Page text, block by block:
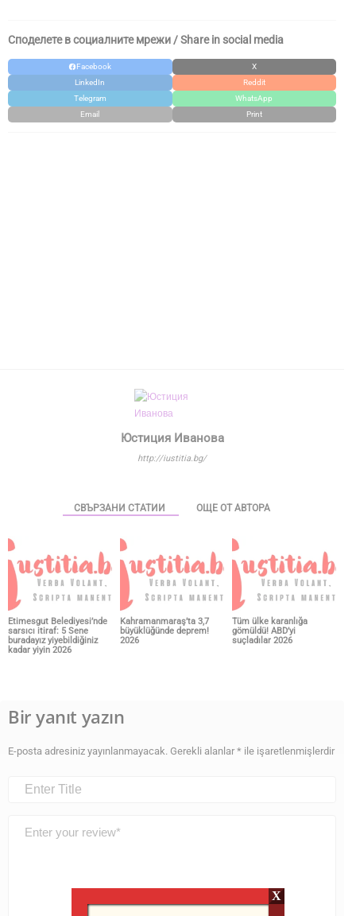
Споделете в социалните мрежи / Share in social media
Facebook
X
LinkedIn
Reddit
Telegram
WhatsApp
Email
Print
Юстиция Иванова
http://iustitia.bg/
СВЪРЗАНИ СТАТИИ ОЩЕ ОТ АВТОРА
Etimesgut Belediyesi’nde
sarsıcı itiraf: 5 Sene
buradayız yiyebildiğiniz
kadar yiyin 2026
Kahramanmaraş’ta 3,7
büyüklüğünde deprem!
2026
Tüm ülke karanlığa
gömüldü! ABD’yi
suçladılar 2026
Bir yanıt yazın
E-posta adresiniz yayınlanmayacak. Gerekli alanlar * ile işaretlenmişlerdir
X